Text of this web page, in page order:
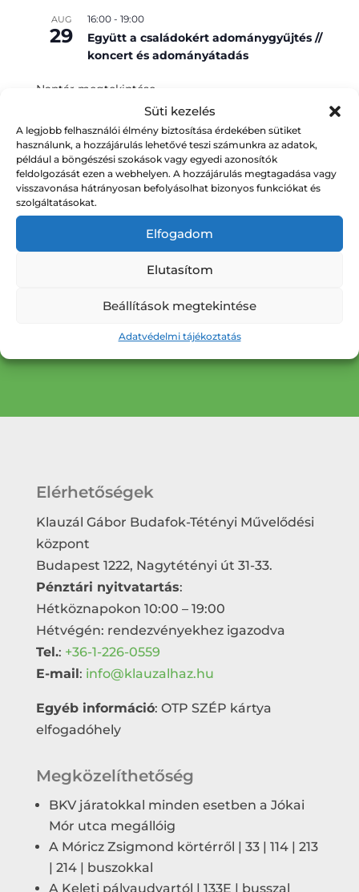
Süti kezelés
A legjobb felhasználói élmény biztosítása érdekében sütiket
használunk, a hozzájárulás lehetővé teszi számunkra az adatok,
például a böngészési szokások vagy egyedi azonosítók
feldolgozását ezen a webhelyen. A hozzájárulás megtagadása vagy
visszavonása hátrányosan befolyásolhat bizonyos funkciókat és
szolgáltatásokat.
Elfogadom
Elutasítom
Beállítások megtekintése
Adatvédelmi tájékoztatás
AUG
29
16:00- 19:00
Együtt a családokért adománygyűjtés //
koncert és adományátadás
Naptár megtekintése
Kultúronline Hírlevél
Hírlevél feliratkozás
Elérhetőségek
Klauzál Gábor Budafok-Tétényi Művelődési
központ
Budapest 1222, Nagytétényi út 31-33.
Pénztári nyitvatartás:
Hétköznapokon 10:00 – 19:00
Hétvégén: rendezvényekhez igazodva
Tel.: +36-1-226-0559
E-mail: info@klauzalhaz.hu
Egyéb információ: OTP SZÉP kártya
elfogadóhely
Megközelíthetőség
BKV járatokkal minden esetben a Jókai
Mór utca megállóig
A Móricz Zsigmond körtérről | 33 | 114 | 213
| 214 | buszokkal
A Keleti pályaudvartól | 133E | busszal